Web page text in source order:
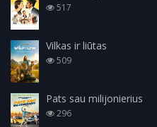
517
Vilkas ir liūtas
509
Pats sau milijonierius
296